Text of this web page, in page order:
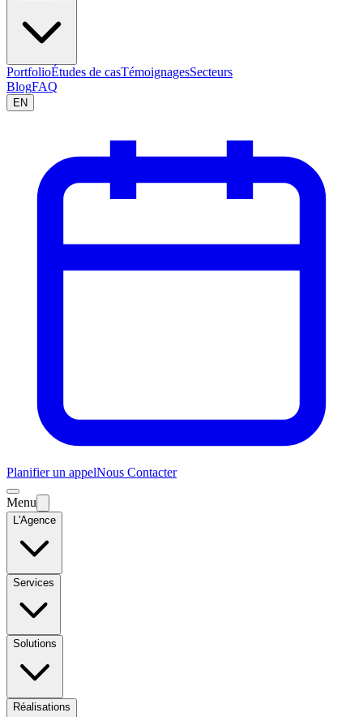
PortfolioÉtudes de casTémoignagesSecteurs
BlogFAQ
EN
Planifier un appelNous Contacter
Menu
L'Agence
Services
Solutions
Réalisations